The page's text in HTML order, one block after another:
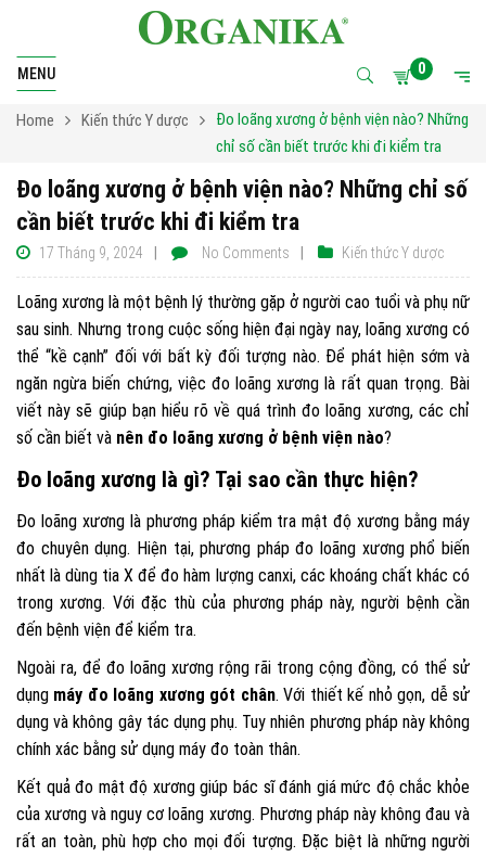
MENU 0
Home Kiến thức Y dược
Đo loãng xương ở bệnh viện nào? Những
chỉ số cần biết trước khi đi kiểm tra
Đo loãng xương ở bệnh viện nào? Những chỉ số
cần biết trước khi đi kiểm tra
17 Tháng 9, 2024 Kiến thức Y dược
No Comments
Loãng xương là một bệnh lý thường gặp ở người cao tuổi và phụ nữ
sau sinh. Nhưng trong cuộc sống hiện đại ngày nay, loãng xương có
thể “kề cạnh” đối với bất kỳ đối tượng nào. Để phát hiện sớm và
ngăn ngừa biến chứng, việc đo loãng xương là rất quan trọng. Bài
viết này sẽ giúp bạn hiểu rõ về quá trình đo loãng xương, các chỉ
số cần biết và nên đo loãng xương ở bệnh viện nào?
Đo loãng xương là gì? Tại sao cần thực hiện?
Đo loãng xương là phương pháp kiểm tra mật độ xương bằng máy
đo chuyên dụng. Hiện tại, phương pháp đo loãng xương phổ biến
nhất là dùng tia X để đo hàm lượng canxi, các khoáng chất khác có
trong xương. Với đặc thù của phương pháp này, người bệnh cần
đến bệnh viện để kiểm tra.
Ngoài ra, để đo loãng xương rộng rãi trong cộng đồng, có thể sử
dụng máy đo loãng xương gót chân. Với thiết kế nhỏ gọn, dễ sử
dụng và không gây tác dụng phụ. Tuy nhiên phương pháp này không
chính xác bằng sử dụng máy đo toàn thân.
Kết quả đo mật độ xương giúp bác sĩ đánh giá mức độ chắc khỏe
của xương và nguy cơ loãng xương. Phương pháp này không đau và
rất an toàn, phù hợp cho mọi đối tượng. Đặc biệt là những người